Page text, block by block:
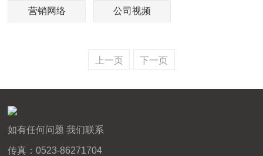
营销网络 公司视频
上一页 下一页
如有任何问题 我们联系
传真：0523-86271704